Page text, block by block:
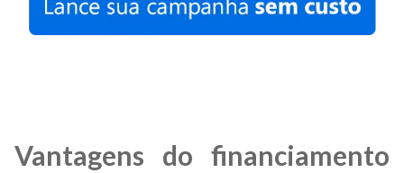
Vantagens do financiamento